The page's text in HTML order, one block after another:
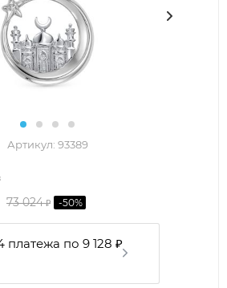
Артикул: 93389
73 024₽ -50%
платежа по 9 128 ₽